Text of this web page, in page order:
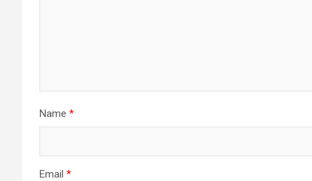
Name *
Email *